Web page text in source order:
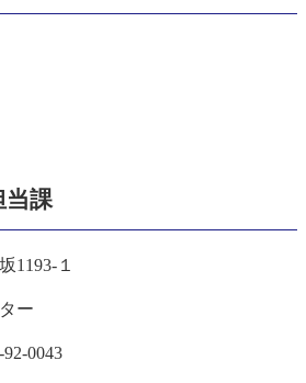
課
1193-１
ー
0043